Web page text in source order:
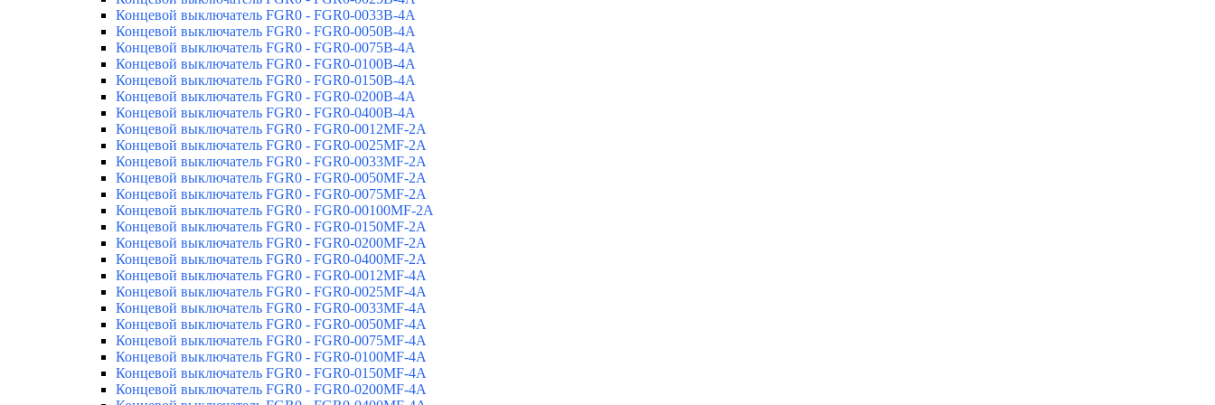
Концевой выключатель FGR0 - FGR0-0033B-4A
Концевой выключатель FGR0 - FGR0-0050B-4A
Концевой выключатель FGR0 - FGR0-0075B-4A
Концевой выключатель FGR0 - FGR0-0100B-4A
Концевой выключатель FGR0 - FGR0-0150B-4A
Концевой выключатель FGR0 - FGR0-0200B-4A
Концевой выключатель FGR0 - FGR0-0400B-4A
Концевой выключатель FGR0 - FGR0-0012MF-2A
Концевой выключатель FGR0 - FGR0-0025MF-2A
Концевой выключатель FGR0 - FGR0-0033MF-2A
Концевой выключатель FGR0 - FGR0-0050MF-2A
Концевой выключатель FGR0 - FGR0-0075MF-2A
Концевой выключатель FGR0 - FGR0-00100MF-2A
Концевой выключатель FGR0 - FGR0-0150MF-2A
Концевой выключатель FGR0 - FGR0-0200MF-2A
Концевой выключатель FGR0 - FGR0-0400MF-2A
Концевой выключатель FGR0 - FGR0-0012MF-4A
Концевой выключатель FGR0 - FGR0-0025MF-4A
Концевой выключатель FGR0 - FGR0-0033MF-4A
Концевой выключатель FGR0 - FGR0-0050MF-4A
Концевой выключатель FGR0 - FGR0-0075MF-4A
Концевой выключатель FGR0 - FGR0-0100MF-4A
Концевой выключатель FGR0 - FGR0-0150MF-4A
Концевой выключатель FGR0 - FGR0-0200MF-4A